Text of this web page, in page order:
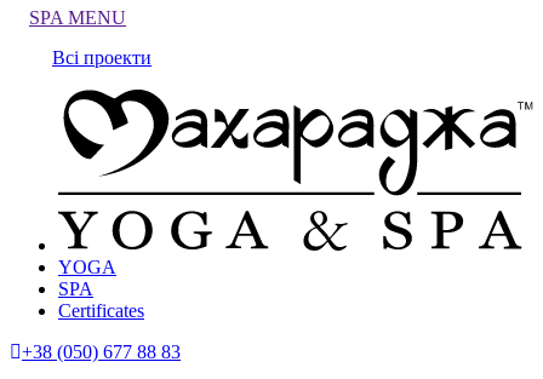
SPA MENU
Всі проекти
YOGA
SPA
Certificates
+38 (050) 677 88 83